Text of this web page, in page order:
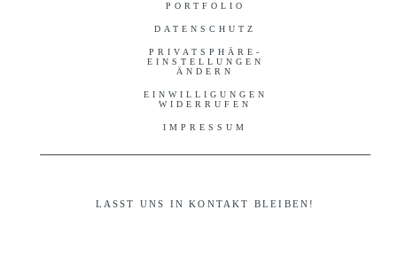
PORTFOLIO
DATENSCHUTZ
PRIVATSPHÄRE-
EINSTELLUNGEN
ÄNDERN
EINWILLIGUNGEN
WIDERRUFEN
IMPRESSUM
LASST UNS IN KONTAKT BLEIBEN!